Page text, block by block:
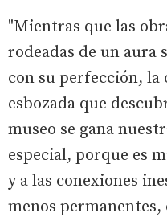
"Mientras que las
rodeadas de un aura
con su perfección,
esbozada que
museo se gana
especial, porque es
y a las conexiones
menos